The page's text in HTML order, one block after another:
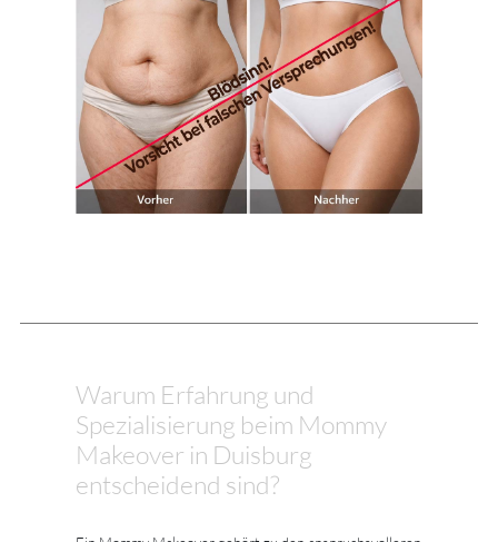
Warum Erfahrung und
Spezialisierung beim Mommy
Makeover in Duisburg
entscheidend sind?